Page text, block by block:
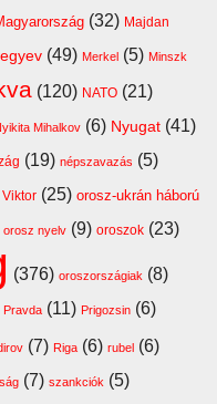
(32) Majdan
(49) Merkel (5) Minszk
(120) NATO (21)
Mihalkov (6) Nyugat (41)
(19) népszavazás (5)
(25) orosz-ukrán háború
orosz nyelv (9) oroszok (23)
(376) oroszországiak (8)
Pravda (11) Prigozsin (6)
(7) Riga (6) rubel (6)
(7) szankciók (5)